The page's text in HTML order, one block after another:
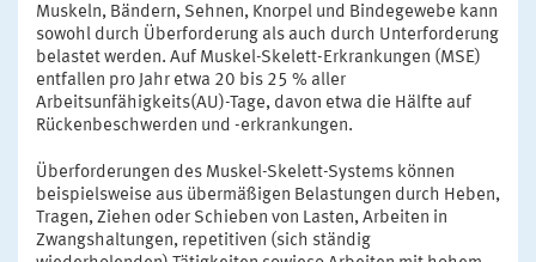
Muskeln, Bändern, Sehnen, Knorpel und Bindegewebe kann
sowohl durch Überforderung als auch durch Unterforderung
belastet werden. Auf Muskel-Skelett-Erkrankungen (MSE)
entfallen pro Jahr etwa 20 bis 25 % aller
Arbeitsunfähigkeits(AU)-Tage, davon etwa die Hälfte auf
Rückenbeschwerden und -erkrankungen.
Überforderungen des Muskel-Skelett-Systems können
beispielsweise aus übermäßigen Belastungen durch Heben,
Tragen, Ziehen oder Schieben von Lasten, Arbeiten in
Zwangshaltungen, repetitiven (sich ständig